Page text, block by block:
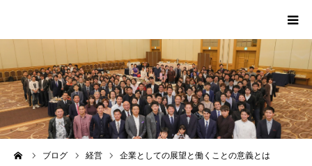
ブログ 経営 企業としての展望と働くことの意義とは
PROFILE
SCA